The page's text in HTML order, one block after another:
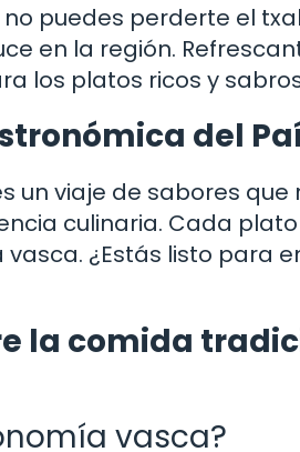
puedes perderte el
en la región.
los platos ricos y
del
un viaje de sabores que
culinaria. Cada
¿Estás listo para
la comida
vasca?